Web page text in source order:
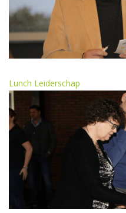
Lunch Leiderschap